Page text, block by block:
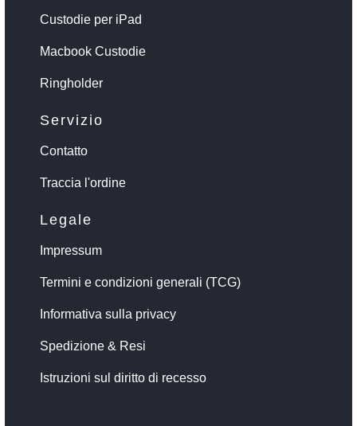
Custodie per iPad
Macbook Custodie
Ringholder
Servizio
Contatto
Traccia l'ordine
Legale
Impressum
Termini e condizioni generali (TCG)
Informativa sulla privacy
Spedizione & Resi
Istruzioni sul diritto di recesso